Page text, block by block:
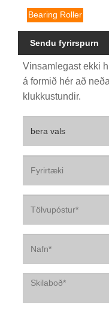
Bearing Roller
Sendu fyrirspurn
Vinsamlegast ekki
á formið hér að
klukkustundir.